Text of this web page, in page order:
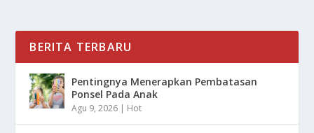
BERITA TERBARU
Pentingnya Menerapkan Pembatasan
Ponsel Pada Anak
Agu 9, 2026 | Hot